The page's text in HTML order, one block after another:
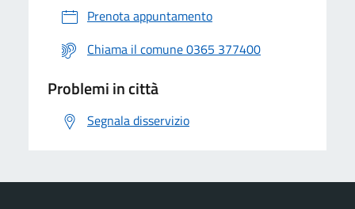
Prenota appuntamento
Chiama il comune 0365 377400
Problemi in città
Segnala disservizio